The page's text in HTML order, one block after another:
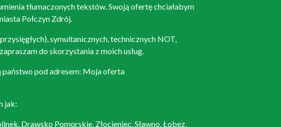
tłumaczonych tekstów. Swoją ofertę chciałabym
Połczyn Zdrój.
symultanicznych, technicznych NOT,
do skorzystania z moich usług.
państwo pod adresem: Moja oferta
jak:
Drawsko Pomorskie, Złocieniec, Sławno, Łobez,